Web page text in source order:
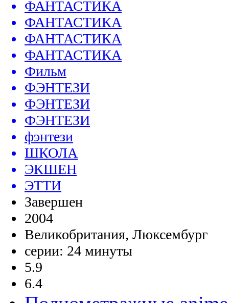
ФАНТАСТИКА
ФАНТАСТИКА
ФАНТАСТИКА
ФАНТАСТИКА
Фильм
ФЭНТЕЗИ
ФЭНТЕЗИ
ФЭНТЕЗИ
фэнтези
ШКОЛА
ЭКШЕН
ЭТТИ
Завершен
2004
Великобритания, Люксембург
серии: 24 минуты
5.9
6.4